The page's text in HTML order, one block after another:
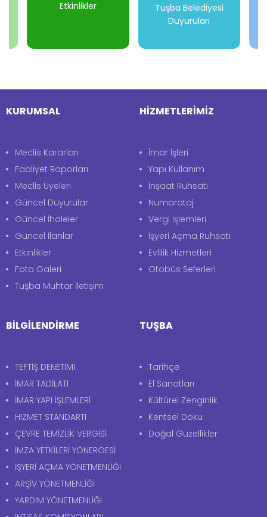
Etkinlikler
Tuşba Belediyesi
Duyuruları
-
KURUMSAL
Meclis Kararları
Faaliyet Raporları
Meclis Üyeleri
Güncel Duyurular
Güncel İhaleler
Güncel İlanlar
Etkinlikler
Foto Galeri
Tuşba Muhtar İletişim
HİZMETLERİMİZ
İmar İşleri
Yapı Kullanım
İnşaat Ruhsatı
Numarataj
Vergi İşlemleri
İşyeri Açma Ruhsatı
Evlilik Hizmetleri
Otobüs Seferleri
BİLGİLENDİRME
TEFTİŞ DENETİMİ
İMAR TADİLATI
İMAR YAPI İŞLEMLERİ
HİZMET STANDARTI
ÇEVRE TEMİZLİK VERGİSİ
İMZA YETKİLERİ YÖNERGESİ
İŞYERİ AÇMA YÖNETMENLİĞİ
ARŞİV YÖNETMENLİĞİ
YARDIM YÖNETMENLİĞİ
TUŞBA
Tarihçe
El Sanatları
Kültürel Zenginlik
Kentsel Doku
Doğal Güzellikler